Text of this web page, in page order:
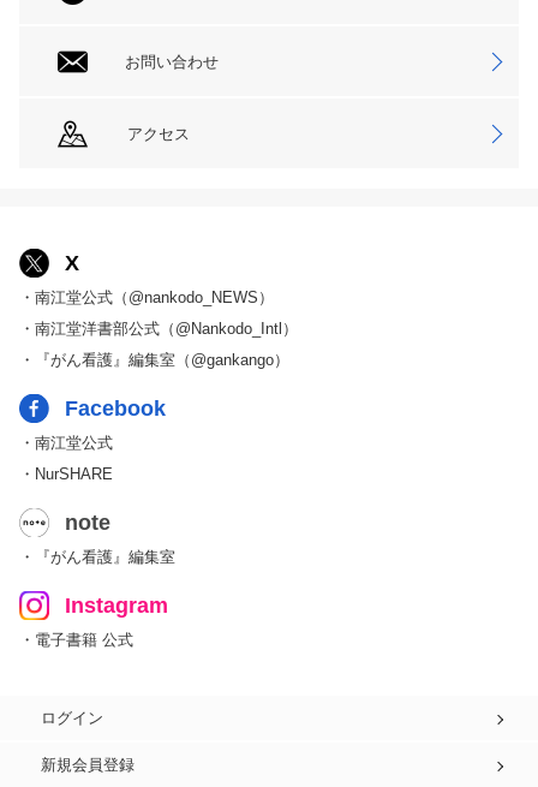
お問い合わせ
アクセス
X
・南江堂公式（@nankodo_NEWS）
・南江堂洋書部公式（@Nankodo_Intl）
・『がん看護』編集室（@gankango）
Facebook
・南江堂公式
・NurSHARE
note
・『がん看護』編集室
Instagram
・電子書籍 公式
ログイン
新規会員登録